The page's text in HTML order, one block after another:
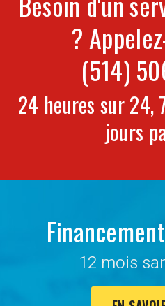
?
(514)
24 heures sur 24,
jours
12 mois